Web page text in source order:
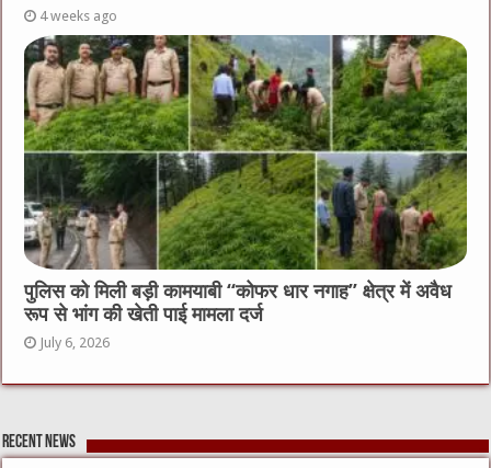
4 weeks ago
पुलिस को मिली बड़ी कामयाबी “कोफर धार नगाह” क्षेत्र में अवैध
रूप से भांग की खेती पाई मामला दर्ज
July 6, 2026
Recent News